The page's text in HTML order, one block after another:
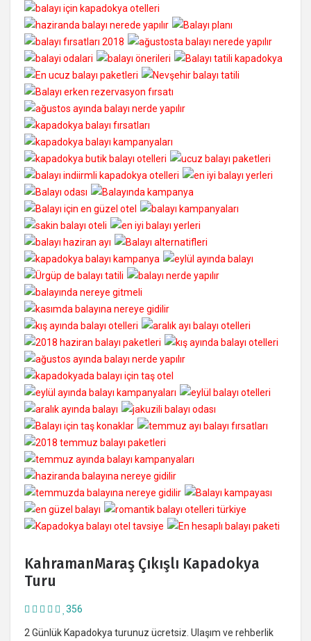
KahramanMaraş Çıkışlı Kapadokya
Turu
356
2 Günlük Kapadokya turunuz ücretsiz. Ulaşım ve rehberlik